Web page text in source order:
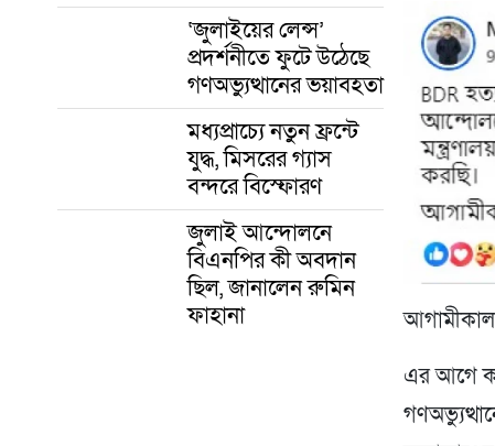
‘জুলাইয়ের লেন্স’
প্রদর্শনীতে ফুটে উঠেছে
গণঅভ্যুত্থানের ভয়াবহতা
মধ্যপ্রাচ্যে নতুন ফ্রন্টে
যুদ্ধ, মিসরের গ্যাস
বন্দরে বিস্ফোরণ
জুলাই আন্দোলনে
বিএনপির কী অবদান
ছিল, জানালেন রুমিন
ফাহানা
আগামীকাল
এর আগে